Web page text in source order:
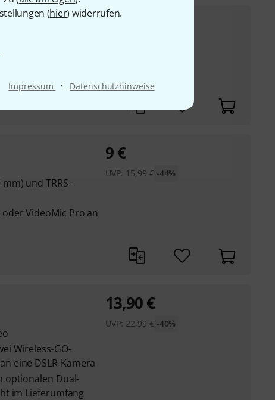
(hier) widerrufen.
Impressum · Datenschutzhinweise
24,90€
und TRRS-
VideoMic Pro an
9€
UVP: 15,99 € -44%
Wireless-GO-
eine DSLR-Kamera
optionalen Dual-
im Lieferumfang
13,90€
UVP: 22,99 € -40%